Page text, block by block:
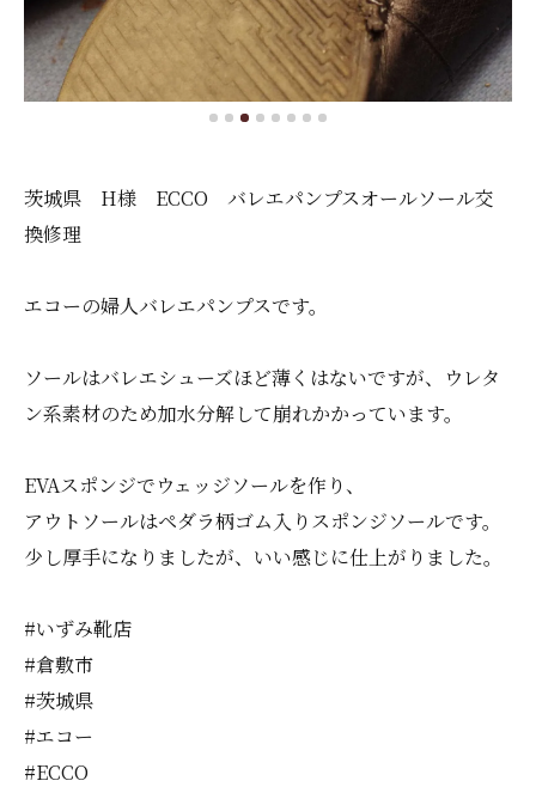
茨城県 H様 ECCO バレエパンプスオールソール交
換修理
エコーの婦人バレエパンプスです。
ソールはバレエシューズほど薄くはないですが、ウレタ
ン系素材のため加水分解して崩れかかっています。
EVAスポンジでウェッジソールを作り、
アウトソールはペダラ柄ゴム入りスポンジソールです。
少し厚手になりましたが、いい感じに仕上がりました。
#いずみ靴店
#倉敷市
#茨城県
#エコー
#ECCO